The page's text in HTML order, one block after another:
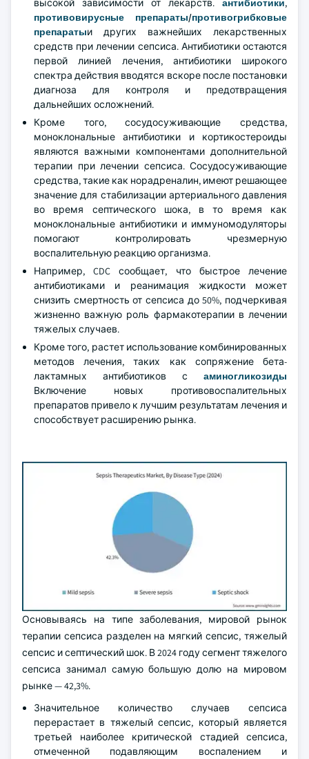
высокой зависимости от лекарств. антибиотики,
противовирусные препараты/противогрибковые
препаратыи других важнейших лекарственных
средств при лечении сепсиса. Антибиотики остаются
первой линией лечения, антибиотики широкого
спектра действия вводятся вскоре после постановки
диагноза для контроля и предотвращения
дальнейших осложнений.
Кроме того, сосудосуживающие средства,
моноклональные антибиотики и кортикостероиды
являются важными компонентами дополнительной
терапии при лечении сепсиса. Сосудосуживающие
средства, такие как норадреналин, имеют решающее
значение для стабилизации артериального давления
во время септического шока, в то время как
моноклональные антибиотики и иммуномодуляторы
помогают контролировать чрезмерную
воспалительную реакцию организма.
Например, CDC сообщает, что быстрое лечение
антибиотиками и реанимация жидкости может
снизить смертность от сепсиса до 50%, подчеркивая
жизненно важную роль фармакотерапии в лечении
тяжелых случаев.
Кроме того, растет использование комбинированных
методов лечения, таких как сопряжение бета-
лактамных антибиотиков с аминогликозиды
Включение новых противовоспалительных
препаратов привело к лучшим результатам лечения и
способствует расширению рынка.
Основываясь на типе заболевания, мировой рынок
терапии сепсиса разделен на мягкий сепсис, тяжелый
сепсис и септический шок. В 2024 году сегмент тяжелого
сепсиса занимал самую большую долю на мировом
рынке — 42,3%.
Значительное количество случаев сепсиса
перерастает в тяжелый сепсис, который является
третьей наиболее критической стадией сепсиса,
отмеченной подавляющим воспалением и